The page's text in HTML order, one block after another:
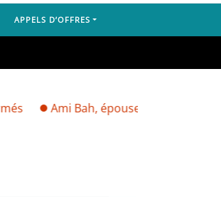
APPELS D’OFFRES
Ami Bah, épouse de Bella Bah, enlevé